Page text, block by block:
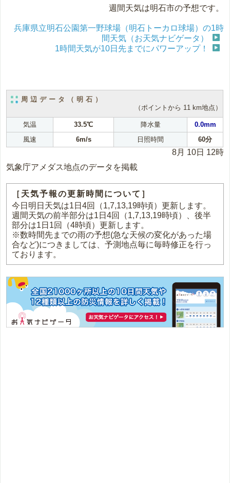
週間天気は明石市の予想です。
兵庫県立明石公園第一野球場（明石トーカロ球場）の1時
間天気（お天気ナビゲータ）
1時間天気が10日先までにパワーアップ！
周辺データ（明石）
（ポイントから 11 km地点）
気温 33.5℃ 降水量
0.0mm
風速
6m/s 日照時間 60分
8月 10日 12時
気象庁アメダス地点のデータを掲載
［天気予報の更新時間について］
今日明日天気は1日4回（1,7,13,19時頃）更新します。
週間天気の前半部分は1日4回（1,7,13,19時頃）、後半
部分は1日1回（4時頃）更新します。
※数時間先までの雨の予想(急な天候の変化があった場
合など)につきましては、予測地点毎に毎時修正を行っ
ております。